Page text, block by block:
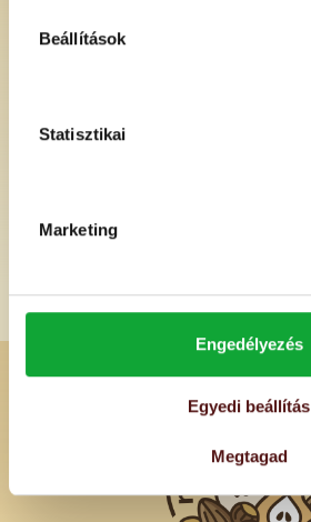
Beállítások
Statisztikai
Marketing
Engedélyezés
Egyedi beállítás
Megtagad